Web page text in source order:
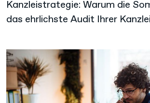
Kanzleistrategie: Warum die
das ehrlichste Audit Ihrer